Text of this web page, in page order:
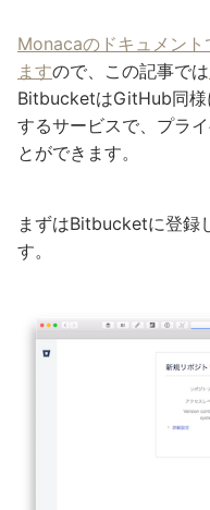
Monacaのドキュメン
ますので、この記事では
BitbucketはGitHub同様
するサービスで、プラ
とができます。
まずはBitbucketに登録
す。